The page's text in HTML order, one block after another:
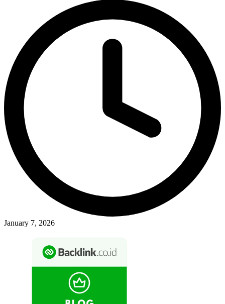
January 7, 2026